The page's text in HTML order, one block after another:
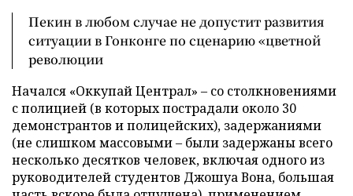
Пекин в любом случае не допустит развития
ситуации в Гонконге по сценарию «цветной
революции
Начался «Оккупай Централ» – со столкновениями
с полицией (в которых пострадали около 30
демонстрантов и полицейских), задержаниями
(не слишком массовыми – были задержаны всего
несколько десятков человек, включая одного из
руководителей студентов Джошуа Вона, большая